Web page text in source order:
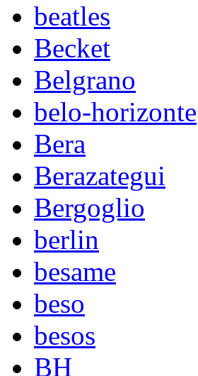
beatles
Becket
Belgrano
belo-horizonte
Bera
Berazategui
Bergoglio
berlin
besame
beso
besos
BH